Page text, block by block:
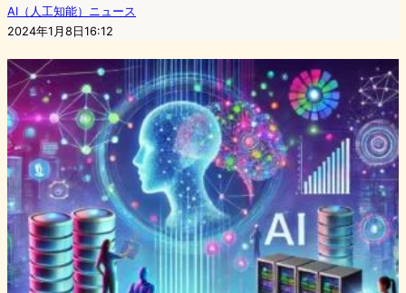
AI（人工知能）ニュース
2024年1月8日16:12